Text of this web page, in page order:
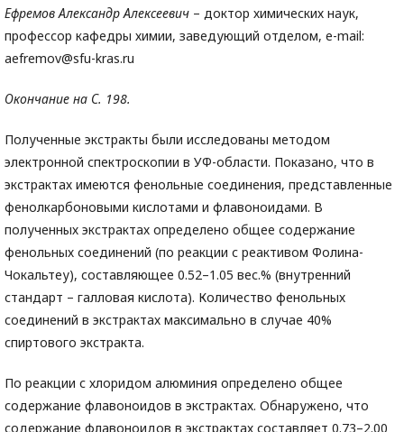
Ефремов Александр Алексеевич – доктор химических наук,
профессор кафедры химии, заведующий отделом, e-mail:
aefremov@sfu-kras.ru
Окончание на С. 198.
Полученные экстракты были исследованы методом
электронной спектроскопии в УФ-области. Показано, что в
экстрактах имеются фенольные соединения, представленные
фенолкарбоновыми кислотами и флавоноидами. В
полученных экстрактах определено общее содержание
фенольных соединений (по реакции с реактивом Фолина-
Чокальтеу), составляющее 0.52–1.05 вес.% (внутренний
стандарт – галловая кислота). Количество фенольных
соединений в экстрактах максимально в случае 40%
спиртового экстракта.
По реакции с хлоридом алюминия определено общее
содержание флавоноидов в экстрактах. Обнаружено, что
содержание флавоноидов в экстрактах составляет 0.73–2.00